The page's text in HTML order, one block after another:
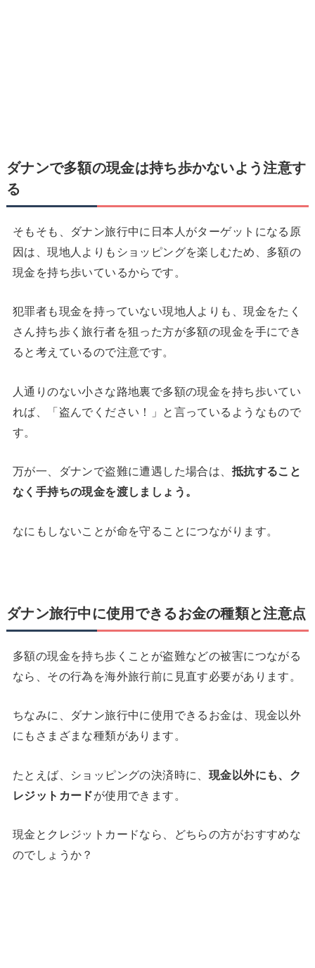
ダナンで多額の現金は持ち歩かないよう注意す
る
そもそも、ダナン旅行中に日本人がターゲットになる原
因は、現地人よりもショッピングを楽しむため、多額の
現金を持ち歩いているからです。
犯罪者も現金を持っていない現地人よりも、現金をたく
さん持ち歩く旅行者を狙った方が多額の現金を手にでき
ると考えているので注意です。
人通りのない小さな路地裏で多額の現金を持ち歩いてい
れば、「盗んでください！」と言っているようなもので
す。
万が一、ダナンで盗難に遭遇した場合は、 抵抗すること
なく手持ちの現金を渡しましょう。
なにもしないことが命を守ることにつながります。
ダナン旅行中に使用できるお金の種類と注意点
多額の現金を持ち歩くことが盗難などの被害につながる
なら、その行為を海外旅行前に見直す必要があります。
ちなみに、ダナン旅行中に使用できるお金は、現金以外
にもさまざまな種類があります。
たとえば、ショッピングの決済時に、 現金以外にも、ク
レジットカードが使用できます。
現金とクレジットカードなら、どちらの方がおすすめな
のでしょうか？